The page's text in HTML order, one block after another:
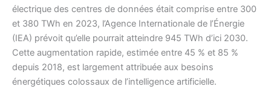
électrique des centres de données était comprise entre 300
et 380 TWh en 2023, l’Agence Internationale de l’Énergie
(IEA) prévoit qu’elle pourrait atteindre 945 TWh d’ici 2030.
Cette augmentation rapide, estimée entre 45 % et 85 %
depuis 2018, est largement attribuée aux besoins
énergétiques colossaux de l’intelligence artificielle.